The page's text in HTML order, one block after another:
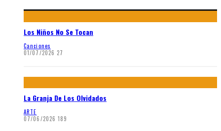
Los Niños No Se Tocan
Canciones
01/07/2026 27
La Granja De Los Olvidados
ARTE
07/06/2026 189